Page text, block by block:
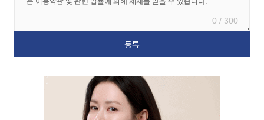
0 / 300